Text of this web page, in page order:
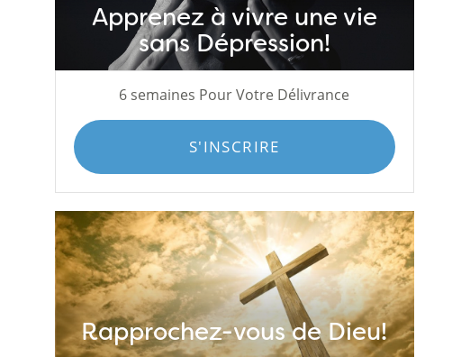
Apprenez à vivre une vie
sans Dépression!
6 semaines Pour Votre Délivrance
S'INSCRIRE
Rapprochez-vous de Dieu!